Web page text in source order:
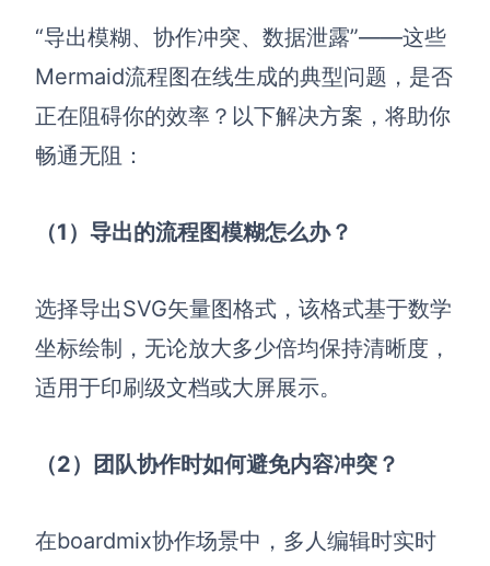
“导出模糊、协作冲突、数据泄露”——这些
Mermaid流程图在线生成的典型问题，是否
正在阻碍你的效率？以下解决方案，将助你
畅通无阻：
（1）导出的流程图模糊怎么办？
选择导出SVG矢量图格式，该格式基于数学
坐标绘制，无论放大多少倍均保持清晰度，
适用于印刷级文档或大屏展示。
（2）团队协作时如何避免内容冲突？
在boardmix协作场景中，多人编辑时实时